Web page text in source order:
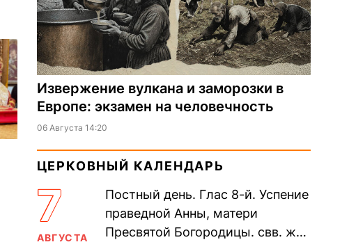
Извержение вулкана и заморозки в
Европе: экзамен на человечность
06 Августа 14:20
ЦЕРКОВНЫЙ КАЛЕНДАРЬ
7
АВГУСТА
Постный день. Глас 8-й. Успение
праведной Анны, матери
Пресвятой Богородицы. свв. жен